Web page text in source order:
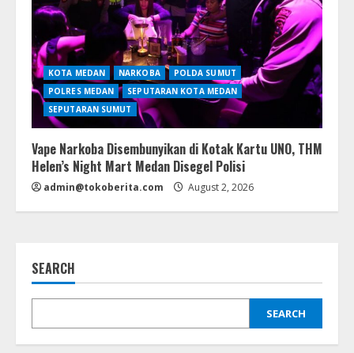
KOTA MEDAN NARKOBA
POLDA SUMUT
POLRES MEDAN
SEPUTARAN KOTA MEDAN
SEPUTARAN SUMUT
Vape Narkoba Disembunyikan di Kotak Kartu UNO, THM
Helen’s Night Mart Medan Disegel Polisi
admin@tokoberita.com August 2, 2026
SEARCH
SEARCH